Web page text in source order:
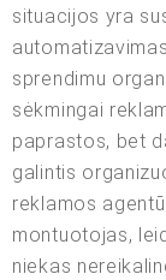
situacijos yra
sprendimu
sėkmingai
paprastos, bet
galintis
reklamos
montuotojas,
niekas